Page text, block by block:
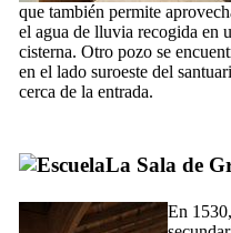
que también permite
el agua de lluvia recogida en
cisterna. Otro pozo se
en el lado suroeste del
cerca de la entrada.
La Sala de
En